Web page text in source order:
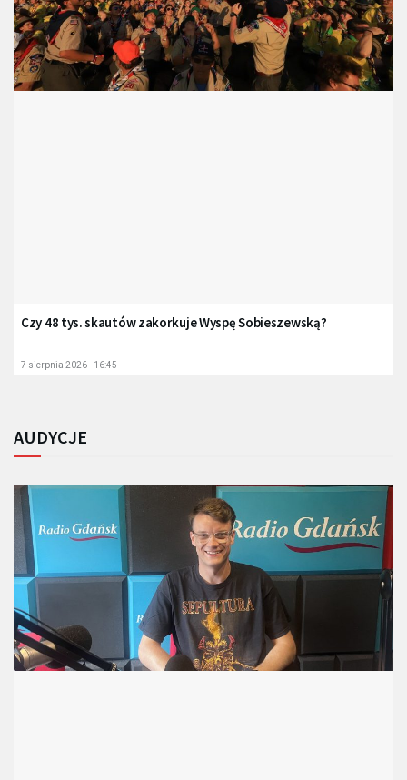
Czy 48 tys. skautów zakorkuje Wyspę Sobieszewską?
7 sierpnia 2026 - 16:45
AUDYCJE